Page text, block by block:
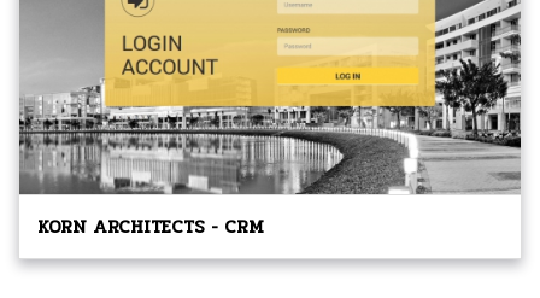
KORN ARCHITECTS - CRM